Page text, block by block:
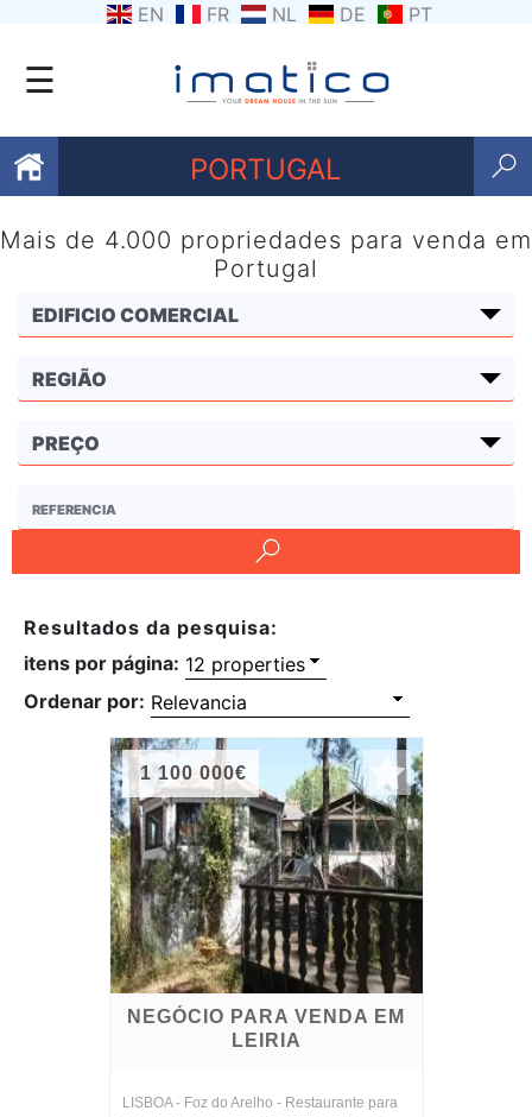
EN FR NL DE PT
☰
PORTUGAL
Favoritos
Sobre
nós
Contacte-
nos
e
Testemunhos
Assessoria
Jurídica
Mais de 4.000 propriedades para venda em
Portugal
Resultados da pesquisa:
itens por página:
Ordenar por:
1 100 000€
NEGÓCIO PARA VENDA EM
LEIRIA
LISBOA - Foz do Arelho - Restaurante para